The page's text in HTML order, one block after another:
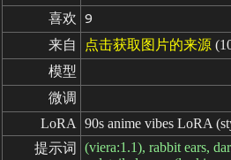
喜欢 9
来自 点击获取图片的来源
模型
微调
LoRA
90s anime vibes LoRA
提示词
(viera:1.1), rabbit ears,